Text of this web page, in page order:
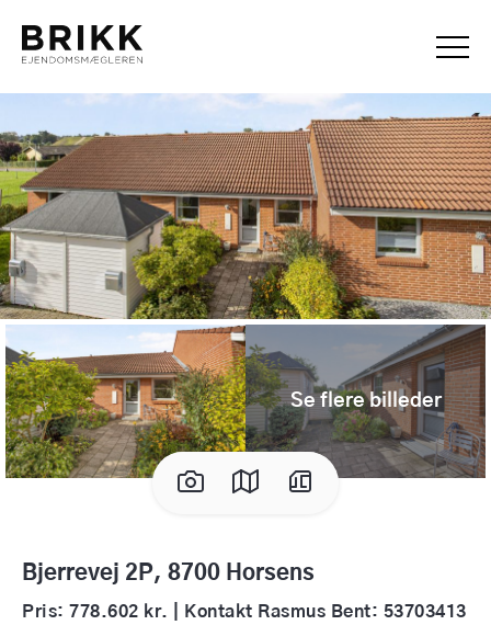
Se flere billeder
Bjerrevej 2P, 8700 Horsens
Pris: 778.602 kr. | Kontakt Rasmus Bent: 53703413